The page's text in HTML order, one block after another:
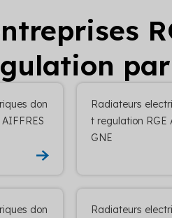
don
Radiateurs
t regulation RGE
GNE
don
Radiateurs